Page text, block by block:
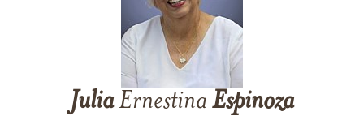
JuliaErnestina Espinoza